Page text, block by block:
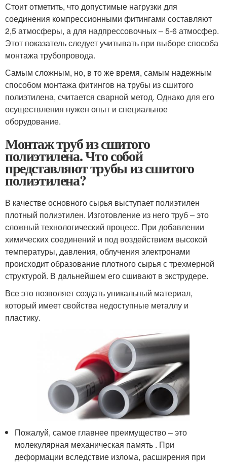
Стоит отметить, что допустимые нагрузки для
соединения компрессионными фитингами составляют
2,5 атмосферы, а для надпрессовочных – 5-6 атмосфер.
Этот показатель следует учитывать при выборе способа
монтажа трубопровода.
Самым сложным, но, в то же время, самым надежным
способом монтажа фитингов на трубы из сшитого
полиэтилена, считается сварной метод. Однако для его
осуществления нужен опыт и специальное
оборудование.
Монтаж труб из сшитого
полиэтилена. Что собой
представляют трубы из сшитого
полиэтилена?
В качестве основного сырья выступает полиэтилен
плотный полиэтилен. Изготовление из него труб – это
сложный технологический процесс. При добавлении
химических соединений и под воздействием высокой
температуры, давления, облучения электронами
происходит образование плотного сырья с трехмерной
структурой. В дальнейшем его сшивают в экструдере.
Все это позволяет создать уникальный материал,
который имеет свойства недоступные металлу и
пластику.
Пожалуй, самое главнее преимущество – это
молекулярная механическая память . При
деформации вследствие излома, расширения при